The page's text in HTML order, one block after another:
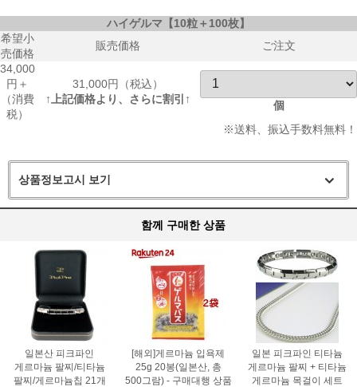
ハイゲルマ【10粒＋100枚】
希望小
売価格
販売価格
ご注文
34,000
円＋
（消費
税）
31,000円（税込）
↑上記価格より、さらに割引 ↑
個
※送料、振込手数料無料！
상품정보고시 보기
함께 구매한 상품
일본산 피크파인
게르마늄 팔찌/티타늄
팔찌/게르마늄칩 21개
[해외]게르마늄 입욕제
25g 20봉(일본산, 총
500그람) - 구매대행 상품
일본 피크파인 티타늄
게르마늄 팔찌 + 티타늄
게르마늄 목걸이 세트